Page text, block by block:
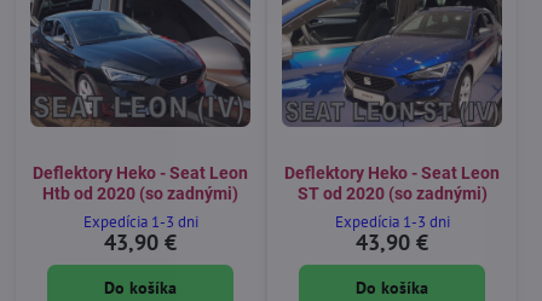
Deflektory Heko - Seat Leon
Htb od 2020 (so zadnými)
Expedícia 1-3 dni
43,90 €
Do košíka
Deflektory Heko - Seat Leon
ST od 2020 (so zadnými)
Expedícia 1-3 dni
43,90 €
Do košíka